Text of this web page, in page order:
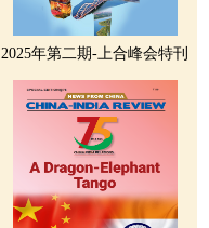
2025年第二期-上合峰会特刊